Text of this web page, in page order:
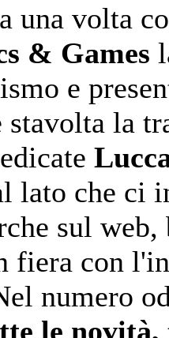
una volta
& Games
e
stavolta la
lato che ci
sul
fiera con
numero
le